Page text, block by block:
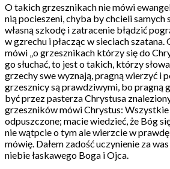
O takich grzesznikach nie mówi
nią pocieszeni, chyba by chcieli samych
własną szkodę i zatracenie błądzić
w gzrechu i płacząc w sieciach szatana.
mówi „o grzesznikach którzy się do
go słuchać, to jest o takich, którzy
grzechy swe wyznają, pragną wierzyć i
grzesznicy są prawdziwymi, bo pragną
być przez pasterza Chrystusa
grzeszników mówi Chrystus: Wszystkie
odpuszczone; macie wiedzieć, że Bóg
nie wątpcie o tym ale wierzcie w
mówię. Dałem zadość uczynienie za
niebie łaskawego Boga i Ojca.